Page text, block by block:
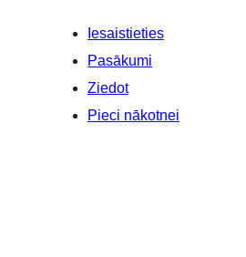
Iesaistieties
Pasākumi
Ziedot
Pieci nākotnei